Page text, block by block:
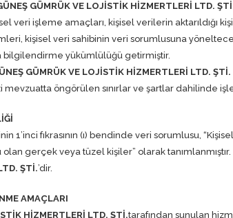
GÜMRÜK VE LOJİSTİK HİZMERTLERİ LTD.
veri işleme amaçları, kişisel verilerin aktarıldığı
kişisel veri sahibinin veri sorumlusuna
bilgilendirme yükümlülüğü getirmiştir.
GÜMRÜK VE LOJİSTİK HİZMERTLERİ LTD. ŞTİ.
mevzuatta öngörülen sınırlar ve şartlar dahilinde
1’inci fıkrasının (ı) bendinde veri sorumlusu,
gerçek veya tüzel kişiler” olarak
ŞTİ.’dir.
AMAÇLARI
HİZMERTLERİ LTD. ŞTİ.tarafından sunulan